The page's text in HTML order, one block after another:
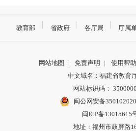
教育部 省政府 各厅局 厅属
网站地图 | 免责声明 | 使用帮助
中文域名：福建省教育
网站标识码：
闽公网安备
闽ICP备13015615
地址：福州市鼓屏路